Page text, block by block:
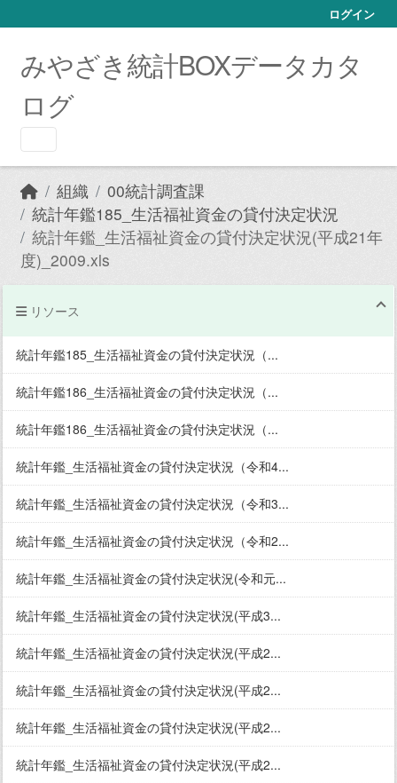
ログイン
みやざき統計BOXデータカタ
ログ
組織
00統計調査課
統計年鑑185_生活福祉資金の貸付決定状況
統計年鑑_生活福祉資金の貸付決定状況(平成21年
度)_2009.xls
リソース
統計年鑑185_生活福祉資金の貸付決定状況（...
統計年鑑186_生活福祉資金の貸付決定状況（...
統計年鑑186_生活福祉資金の貸付決定状況（...
統計年鑑_生活福祉資金の貸付決定状況（令和4...
統計年鑑_生活福祉資金の貸付決定状況（令和3...
統計年鑑_生活福祉資金の貸付決定状況（令和2...
統計年鑑_生活福祉資金の貸付決定状況(令和元...
統計年鑑_生活福祉資金の貸付決定状況(平成3...
統計年鑑_生活福祉資金の貸付決定状況(平成2...
統計年鑑_生活福祉資金の貸付決定状況(平成2...
統計年鑑_生活福祉資金の貸付決定状況(平成2...
統計年鑑_生活福祉資金の貸付決定状況(平成2...